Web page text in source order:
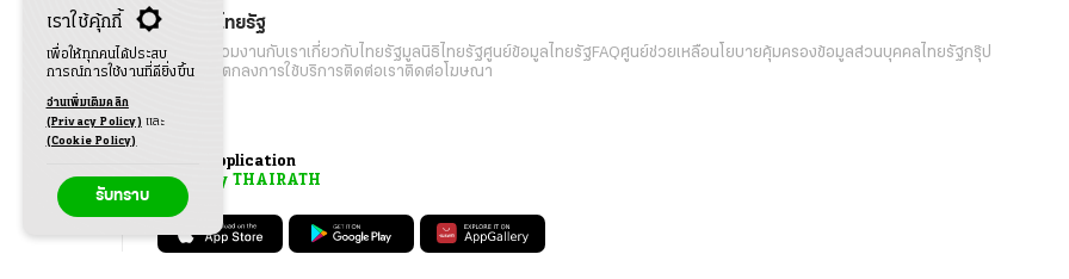
เกี่ยวกับไทยรัฐ
กิจกรรม ร่วมงานกับเราเกี่ยวกับไทยรัฐมูลนิธิไทยรัฐศูนย์ข้อมูลไทยรัฐFAQศูนย์ช่วยเหลือนโยบายคุ้มครองข้อมูลส่วนบุคคลไทยรัฐกรุ๊ป
เงื่อนไขข้อตกลงการใช้บริการติดต่อเราติดต่อโฆษณา
Application
My THAIRATH
เราใช้คุ้กกี้
เพื่อให้ทุกคนได้ประสบ
การณ์การใช้งานที่ดียิ่งขึ้น
อ่านเพิ่มเติมคลิก
(Privacy Policy) และ
(Cookie Policy)
รับทราบ